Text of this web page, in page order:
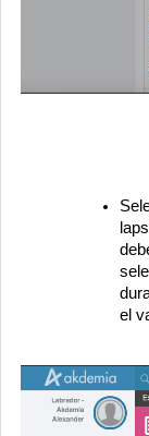
el